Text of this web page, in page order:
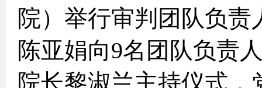
院）举行审判团队负
陈亚娟向9名团队负责
院长黎淑兰主持仪式